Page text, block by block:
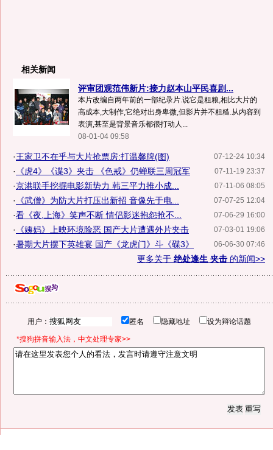
相关新闻
评审团观范伟新片:接力赵本山平民喜剧...
本片改编自两年前的一部纪录片.说它是粗粮,相比大片的
高成本,大制作,它绝对出身卑微,但影片并不粗糙.从内容到
表演,甚至是背景音乐都很打动人...
08-01-04 09:58
07-12-24 10:34
·王家卫不在乎与大片抢票房:打温馨牌(图)
07-11-19 23:37
· 《虎4》《谍3》夹击 《色戒》仍蝉联三周冠军
07-11-06 08:05
·京港联手挖掘电影新势力 韩三平力推小成...
07-07-25 12:04
· 《武僧》为防大片打压出新招 音像先于电...
07-06-29 16:00
·看《夜.上海》笑声不断 情侣影迷抱怨抢不...
07-03-01 19:06
· 《姨妈》上映环境险恶 国产大片遭遇外片夹击
06-06-30 07:46
·暑期大片摆下英雄宴 国产《龙虎门》斗《碟3》
更多关于 绝处逢生 夹击 的新闻>>
用户： 匿名 隐藏地址 设为辩论话题
*搜狗拼音输入法，中文处理专家>>